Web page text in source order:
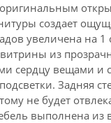
создает
увеличена на 1
из
сердцу вещами и
Задняя
не будет
выполнена из